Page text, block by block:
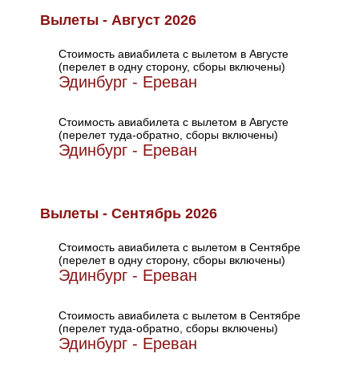
Вылеты - Август 2026
Стоимость авиабилета с вылетом в Августе
(перелет в одну сторону, сборы включены)
Эдинбург - Ереван
Стоимость авиабилета с вылетом в Августе
(перелет туда-обратно, сборы включены)
Эдинбург - Ереван
Вылеты - Сентябрь 2026
Стоимость авиабилета с вылетом в Сентябре
(перелет в одну сторону, сборы включены)
Эдинбург - Ереван
Стоимость авиабилета с вылетом в Сентябре
(перелет туда-обратно, сборы включены)
Эдинбург - Ереван